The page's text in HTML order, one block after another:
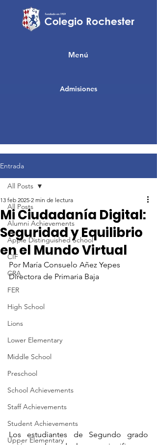
Admisiones
Menú
Entrada
All Posts
Alumni Achievements
Apple Distinguished School
CIF
CRA
FER
High School
Lions
Lower Elementary
Middle School
Preschool
School Achievements
Staff Achievements
Student Achievements
Upper Elementary
All Posts
Mi Ciudadanía Digital:
Seguridad y Equilibrio
en el Mundo Virtual
13 feb 2025 2 min de lectura
Por María Consuelo Añez Yepes
Directora de Primaria Baja
Los estudiantes de Segundo grado